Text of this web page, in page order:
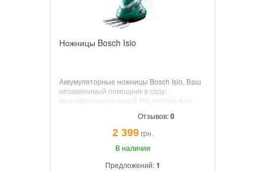
Ножницы Bosch Isio
Аккумуляторные ножницы Bosch Isio, Ваш
незаменимый помощник в саду:
многофункциональный Isio оптимально
садовом участке. Нож 8см, Аккумулятор
3.6В. Время работы 50мин. Время зарядки
Отзывов:0
2 399грн.
В наличии
Предложений:1